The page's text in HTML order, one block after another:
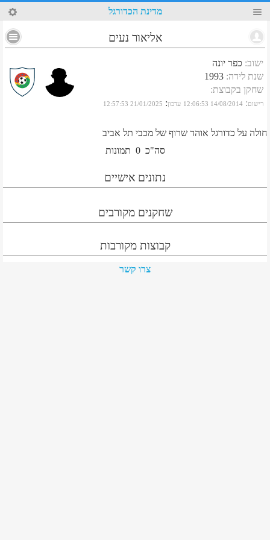
95 מדינת הכדורגל
אליאור נעים
ישוב: כפר יונה
שנת לידה:
1993
שחקן בקבוצת:
רישום:
14/08/2014 12:06:53 עדכון:
21/01/2025 12:57:53
חולה על כדורגל אוהד שרוף של מכבי תל אביב
סה"כ 0 תמונות
נתונים אישיים
שחקנים מקורבים
קבוצות מקורבות
צרו קשר